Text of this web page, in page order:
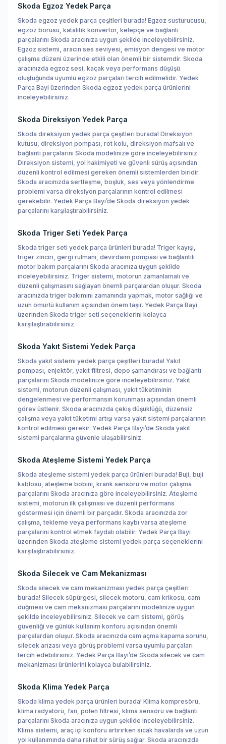
Skoda Egzoz Yedek Parça
Skoda egzoz yedek parça çeşitleri burada! Egzoz susturucusu,
egzoz borusu, katalitik konvertör, kelepçe ve bağlantı
parçalarını Skoda aracınıza uygun şekilde inceleyebilirsiniz.
Egzoz sistemi, aracın ses seviyesi, emisyon dengesi ve motor
çalışma düzeni üzerinde etkili olan önemli bir sistemdir. Skoda
aracınızda egzoz sesi, kaçak veya performans düşüşü
oluştuğunda uyumlu egzoz parçaları tercih edilmelidir. Yedek
Parça Bayi üzerinden Skoda egzoz yedek parça ürünlerini
inceleyebilirsiniz.
Skoda Direksiyon Yedek Parça
Skoda direksiyon yedek parça çeşitleri burada! Direksiyon
kutusu, direksiyon pompası, rot kolu, direksiyon mafsalı ve
bağlantı parçalarını Skoda modelinize göre inceleyebilirsiniz.
Direksiyon sistemi, yol hakimiyeti ve güvenli sürüş açısından
düzenli kontrol edilmesi gereken önemli sistemlerden biridir.
Skoda aracınızda sertleşme, boşluk, ses veya yönlendirme
problemi varsa direksiyon parçalarının kontrol edilmesi
gerekebilir. Yedek Parça Bayi’de Skoda direksiyon yedek
parçalarını karşılaştırabilirsiniz.
Skoda Triger Seti Yedek Parça
Skoda triger seti yedek parça ürünleri burada! Triger kayışı,
triger zinciri, gergi rulmanı, devirdaim pompası ve bağlantılı
motor bakım parçalarını Skoda aracınıza uygun şekilde
inceleyebilirsiniz. Triger sistemi, motorun zamanlamalı ve
düzenli çalışmasını sağlayan önemli parçalardan oluşur. Skoda
aracınızda triger bakımını zamanında yapmak, motor sağlığı ve
uzun ömürlü kullanım açısından önem taşır. Yedek Parça Bayi
üzerinden Skoda triger seti seçeneklerini kolayca
karşılaştırabilirsiniz.
Skoda Yakıt Sistemi Yedek Parça
Skoda yakıt sistemi yedek parça çeşitleri burada! Yakıt
pompası, enjektör, yakıt filtresi, depo şamandırası ve bağlantı
parçalarını Skoda modelinize göre inceleyebilirsiniz. Yakıt
sistemi, motorun düzenli çalışması, yakıt tüketiminin
dengelenmesi ve performansın korunması açısından önemli
görev üstlenir. Skoda aracınızda çekiş düşüklüğü, düzensiz
çalışma veya yakıt tüketimi artışı varsa yakıt sistemi parçalarının
kontrol edilmesi gerekir. Yedek Parça Bayi’de Skoda yakıt
sistemi parçalarına güvenle ulaşabilirsiniz.
Skoda Ateşleme Sistemi Yedek Parça
Skoda ateşleme sistemi yedek parça ürünleri burada! Buji, buji
kablosu, ateşleme bobini, krank sensörü ve motor çalışma
parçalarını Skoda aracınıza göre inceleyebilirsiniz. Ateşleme
sistemi, motorun ilk çalışması ve düzenli performans
göstermesi için önemli bir parçadır. Skoda aracınızda zor
çalışma, tekleme veya performans kaybı varsa ateşleme
parçalarını kontrol etmek faydalı olabilir. Yedek Parça Bayi
üzerinden Skoda ateşleme sistemi yedek parça seçeneklerini
karşılaştırabilirsiniz.
Skoda Silecek ve Cam Mekanizması
Skoda silecek ve cam mekanizması yedek parça çeşitleri
burada! Silecek süpürgesi, silecek motoru, cam krikosu, cam
düğmesi ve cam mekanizması parçalarını modelinize uygun
şekilde inceleyebilirsiniz. Silecek ve cam sistemi, görüş
güvenliği ve günlük kullanım konforu açısından önemli
parçalardan oluşur. Skoda aracınızda cam açma kapama sorunu,
silecek arızası veya görüş problemi varsa uyumlu parçaları
tercih edebilirsiniz. Yedek Parça Bayi’de Skoda silecek ve cam
mekanizması ürünlerini kolayca bulabilirsiniz.
Skoda Klima Yedek Parça
Skoda klima yedek parça ürünleri burada! Klima kompresörü,
klima radyatörü, fan, polen filtresi, klima sensörü ve bağlantı
parçalarını Skoda aracınıza uygun şekilde inceleyebilirsiniz.
Klima sistemi, araç içi konforu artırırken sıcak havalarda ve uzun
yol kullanımında daha rahat bir sürüş sağlar. Skoda aracınızda